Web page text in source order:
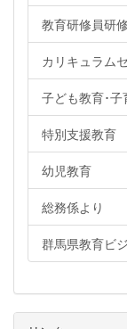
教育研修員研修
カリキュラム
子ども教育･子
特別支援教育
幼児教育
総務係より
群馬県教育ビ